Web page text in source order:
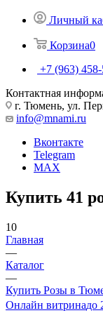
Личный
Корзина0
+7 (963)
Контактная
г. Тюмень, ул.
info@mnami.ru
Вконтакте
Telegram
MAX
Купить 41
10
Главная
—
Каталог
—
Купить Розы в
Онлайн витринадо